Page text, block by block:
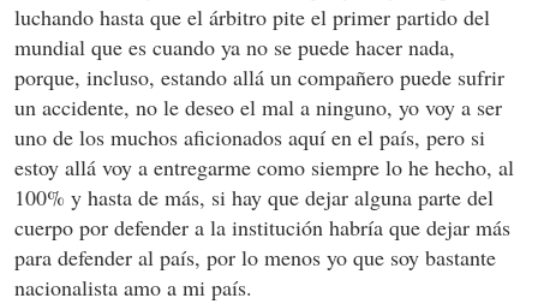
luchando hasta que el árbitro pite el primer partido del
mundial que es cuando ya no se puede hacer nada,
porque, incluso, estando allá un compañero puede sufrir
un accidente, no le deseo el mal a ninguno, yo voy a ser
uno de los muchos aficionados aquí en el país, pero si
estoy allá voy a entregarme como siempre lo he hecho, al
100% y hasta de más, si hay que dejar alguna parte del
cuerpo por defender a la institución habría que dejar más
para defender al país, por lo menos yo que soy bastante
nacionalista amo a mi país.